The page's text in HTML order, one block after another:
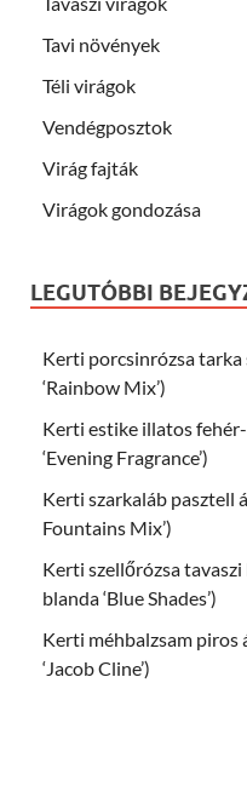
Tavi növények
Téli virágok
Vendégposztok
Virág fajták
Virágok gondozása
LEGUTÓBBI
Kerti porcsinrózsa
‘Rainbow Mix’)
Kerti estike illatos
‘Evening Fragrance’)
Kerti szarkaláb pasztell
Fountains Mix’)
Kerti szellőrózsa
blanda ‘Blue Shades’)
Kerti méhbalzsam
‘Jacob Cline’)